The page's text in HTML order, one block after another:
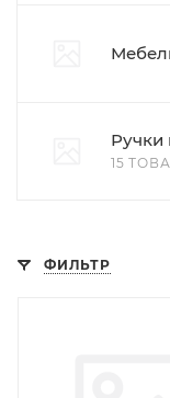
Ручки
15
ФИЛЬТР